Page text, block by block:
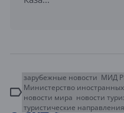
зарубежные новости МИД
Министерство
новости мира новости
туристические направления